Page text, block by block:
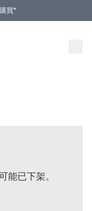
買*
能已下架。